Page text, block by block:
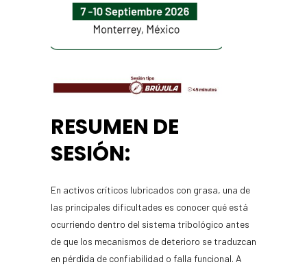
RESUMEN DE
SESIÓN:
En activos críticos lubricados con grasa, una de
las principales dificultades es conocer qué está
ocurriendo dentro del sistema tribológico antes
de que los mecanismos de deterioro se traduzcan
en pérdida de confiabilidad o falla funcional. A